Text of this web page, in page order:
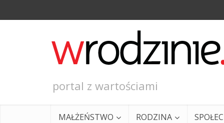
portal z wartościami
MAŁŻEŃSTWO RODZINA